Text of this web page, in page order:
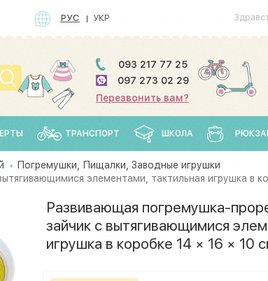
РУС УКР
093 217 77 25
097 273 02 29
Перезвонить вам?
ТРАНСПОРТ ШКОЛА
Погремушки, Пищалки, Заводные игрушки
элементами, тактильная игрушка в
Развивающая погремушка-
зайчик с вытягивающимися
игрушка в коробке 14 × 16 × 10